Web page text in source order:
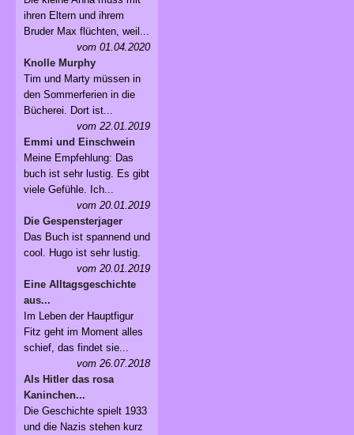
ihren Eltern und ihrem
Bruder Max flüchten, weil...
vom 01.04.2020
Knolle Murphy
Tim und Marty müssen in
den Sommerferien in die
Bücherei. Dort ist...
vom 22.01.2019
Emmi und Einschwein
Meine Empfehlung: Das
buch ist sehr lustig. Es gibt
viele Gefühle. Ich...
vom 20.01.2019
Die Gespensterjager
Das Buch ist spannend und
cool. Hugo ist sehr lustig.
vom 20.01.2019
Eine Alltagsgeschichte
aus...
Im Leben der Hauptfigur
Fitz geht im Moment alles
schief, das findet sie...
vom 26.07.2018
Als Hitler das rosa
Kaninchen...
Die Geschichte spielt 1933
und die Nazis stehen kurz